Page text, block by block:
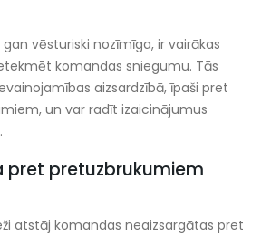
vēsturiski nozīmīga, ir vairākas
komandas sniegumu. Tās
aizsardzībā, īpaši pret
un var radīt izaicinājumus
pret pretuzbrukumiem
atstāj komandas neaizsargātas pret